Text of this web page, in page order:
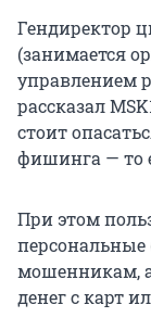
Гендиректор
(занимается
управлением
рассказал
стоит
фишинга — то
При этом
мошенникам,
денег с карт